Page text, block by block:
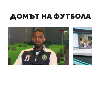
ДОМЪТ НА ФУТБОЛА